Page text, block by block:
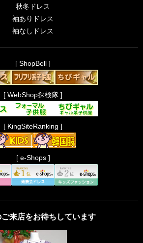
秋冬ドレス
袖ありドレス
袖なしドレス
[ ShopBell ]
[ WebShop探検隊 ]
[ KingSiteRanking ]
[ e-Shops ]
来店をお待ちしています